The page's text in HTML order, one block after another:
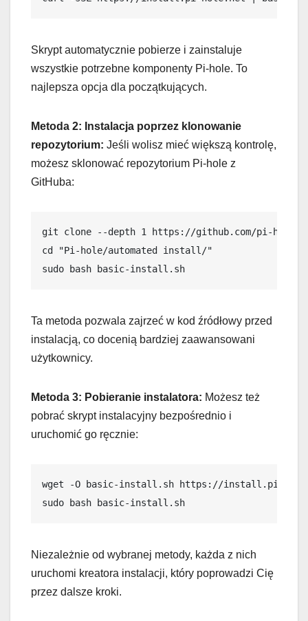
Skrypt automatycznie pobierze i zainstaluje
wszystkie potrzebne komponenty Pi-hole. To
najlepsza opcja dla początkujących.
Metoda 2: Instalacja poprzez klonowanie
repozytorium: Jeśli wolisz mieć większą kontrolę,
możesz sklonować repozytorium Pi-hole z
GitHuba:
git clone --depth 1 https://github.com/pi-hole/
cd "Pi-hole/automated install/"
sudo bash basic-install.sh
Ta metoda pozwala zajrzeć w kod źródłowy przed
instalacją, co docenią bardziej zaawansowani
użytkownicy.
Metoda 3: Pobieranie instalatora: Możesz też
pobrać skrypt instalacyjny bezpośrednio i
uruchomić go ręcznie:
wget -O basic-install.sh https://install.pi-
sudo bash basic-install.sh
Niezależnie od wybranej metody, każda z nich
uruchomi kreatora instalacji, który poprowadzi Cię
przez dalsze kroki.